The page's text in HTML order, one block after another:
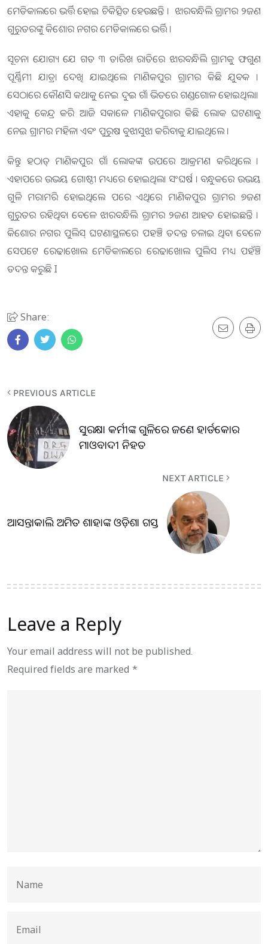
ମେଡିକାଲରେ ଭର୍ତ୍ତି ହୋଇ ଚିକିତ୍ସିତ ହେଉଛନ୍ତି । ଝାରବନ୍ଧିଲି ଗ୍ରାମର ୨ଜଣ
ଗୁରୁତରଙ୍କୁ କିଶୋର ନଗର ମେଡିକାଲରେ ଭର୍ତ୍ତି ।
ସୂଚନା ଯୋଗ୍ୟ ଯେ ଗତ ୩ ତାରିଖ ରାତିରେ ଝାରବନ୍ଧିଲି ଗ୍ରାମକୁ ଫଗୁଣ
ପୂର୍ଣ୍ଣିମୀ ଯାତ୍ରା ଦେଖି ଯାଇଥିଲେ ମାଣିକପୁର ଗ୍ରାମର କିଛି ଯୁବକ ।
ସେଠାରେ କୌଣସି କଥାକୁ ନେଇ ଦୁଇ ଗାଁ ଭିତରେ ଗଣ୍ଡଗୋଳ ହୋଇଥିଲା।
ଏହାକୁ କେନ୍ଦ୍ର କରି ଆଜି ସକାଳେ ମାଣିକପୁରାର କିଛି ଲୋକ ଘଟଣାକୁ
ନେଇ ଗ୍ରାମର ମହିଳା ଏବଂ ପୁରୁଷ ବୁଝାସୁଝା କରିବାକୁ ଯାଇଥିଲେ ।
କିନ୍ତୁ ହଠାତ୍ ମାଣିକପୁର ଗାଁ ଲୋକଙ୍କ ଉପରେ ଆକ୍ରମଣ କରିଥିଲେ ।
ଏହାପରେ ଉଭୟ ଗୋଷ୍ଠୀ ମଧ୍ୟରେ ହୋଇଥିଲା ସଂଘର୍ଷ । ବନ୍ଧୁକରେ ଉଭୟ
ଗୁଳି ମରାମରି ହୋଇଥିଲେ ପରେ ଏଥିରେ ମାଣିକପୁର ଗ୍ରାମର ୭ଜଣ
ଗୁରୁତର ରହିଥିବା ବେଳେ ଝାରବନ୍ଧିଲି ଗ୍ରାମର ୨ଜଣ ଆହତ ହୋଇଛନ୍ତି ।
କିଶୋର ନଗର ପୁଲିସ୍ ଘଟଣାସ୍ଥଳରେ ପହଞ୍ଚି ତଦନ୍ତ ଚଳାଇ ଥିବା ବେଳେ
ସେପଟେ ରେଢାଖୋଲ ମେଡିକାଲରେ ରେଢାଖୋଲ ପୁଲିସ ମଧ୍ୟ ପହଁଞ୍ଚି
ତଦନ୍ତ କରୁଛି I
Share:
PREVIOUS ARTICLE
ସୁରକ୍ଷା କର୍ମୀଙ୍କ ଗୁଳିରେ ଜଣେ ହାର୍ଡକୋର
ମାଓବାଦୀ ନିହତ
NEXT ARTICLE
ଆସନ୍ତାକାଲି ଅମିତ ଶାହାଙ୍କ ଓଡ଼ିଶା ଗସ୍ତ
Leave a Reply
Your email address will not be published.
Required fields are marked *